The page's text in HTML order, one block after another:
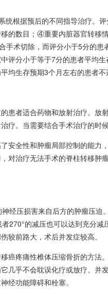
统根据预后的不同指导治疗。
的数目；④重要内脏器官转移
手术切除，而评分小于5分的
评分小于等于7分的患者平均
均生存预期3个月左右的患者不
患者适合药物和放射治疗。放
疗。当需要结合手术治疗的时
安全性和肿瘤局部控制的能力
对治疗无法手术的脊柱转移肿
经压损害来自后方的肿瘤压迫
270°的减压也可以达到充分
较前路大，术后并发症较高。
癌疼痛性椎体压缩骨折的方法
几乎不会耽误化疗或放疗。并
经功能障碍和栓塞。